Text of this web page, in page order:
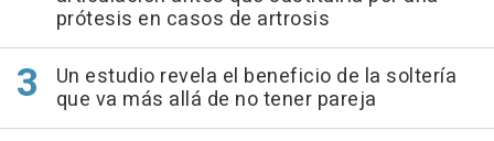
prótesis en casos de artrosis
Un estudio revela el beneficio de la soltería
que va más allá de no tener pareja